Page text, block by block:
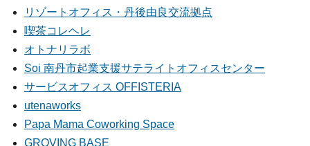
リゾートオフィス・丹後由良交流拠点
喫茶コレヘレ
オトナリラボ
Soi 南丹市起業支援サテライトオフィスセンター
サービスオフィス OFFISTERIA
utenaworks
Papa Mama Coworking Space
GROVING BASE